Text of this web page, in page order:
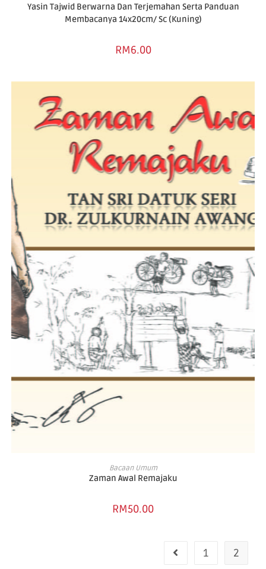
Yasin Tajwid Berwarna Dan Terjemahan Serta Panduan
Membacanya 14x20cm/ Sc (Kuning)
RM6.00
ADD TO BASKET
Bacaan Umum
Zaman Awal Remajaku
RM50.00
1 2